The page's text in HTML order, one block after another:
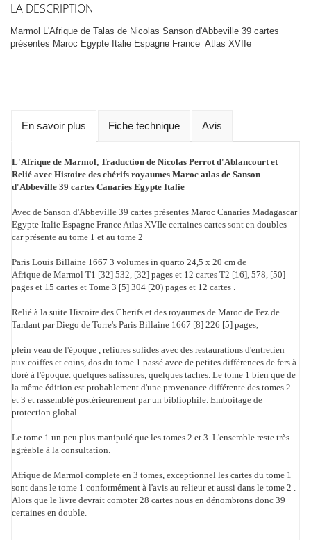
LA DESCRIPTION
Marmol L'Afrique de Talas de Nicolas Sanson d'Abbeville 39 cartes
présentes Maroc Egypte Italie Espagne France Atlas XVIIe
En savoir plus Fiche technique Avis
L'Afrique de Marmol, Traduction de Nicolas Perrot d'Ablancourt et
Relié avec Histoire des chérifs royaumes Maroc atlas de Sanson
d'Abbeville 39 cartes Canaries Egypte Italie
Avec de Sanson d'Abbeville 39 cartes présentes Maroc Canaries Madagascar
Egypte Italie Espagne France Atlas XVIIe certaines cartes sont en doubles
car présente au tome 1 et au tome 2
Paris Louis Billaine 1667 3 volumes in quarto 24,5 x 20 cm de
Afrique de Marmol T1 [32] 532, [32] pages et 12 cartes T2 [16], 578, [50]
pages et 15 cartes et Tome 3 [5] 304 [20) pages et 12 cartes .
Relié à la suite Histoire des Cherifs et des royaumes de Maroc de Fez de
Tardant par Diego de Torre's Paris Billaine 1667 [8] 226 [5] pages,
plein veau de l'époque , reliures solides avec des restaurations d'entretien
aux coiffes et coins, dos du tome 1 passé avce de petites différences de fers à
doré à l'époque. quelques salissures, quelques taches. Le tome 1 bien que de
la même édition est probablement d'une provenance différente des tomes 2
et 3 et rassemblé postérieurement par un bibliophile. Emboitage de
protection global.
Le tome 1 un peu plus manipulé que les tomes 2 et 3. L'ensemble reste très
agréable à la consultation.
Afrique de Marmol complete en 3 tomes, exceptionnel les cartes du tome 1
sont dans le tome 1 conformément à l'avis au relieur et aussi dans le tome 2 .
Alors que le livre devrait compter 28 cartes nous en dénombrons donc 39
certaines en double.